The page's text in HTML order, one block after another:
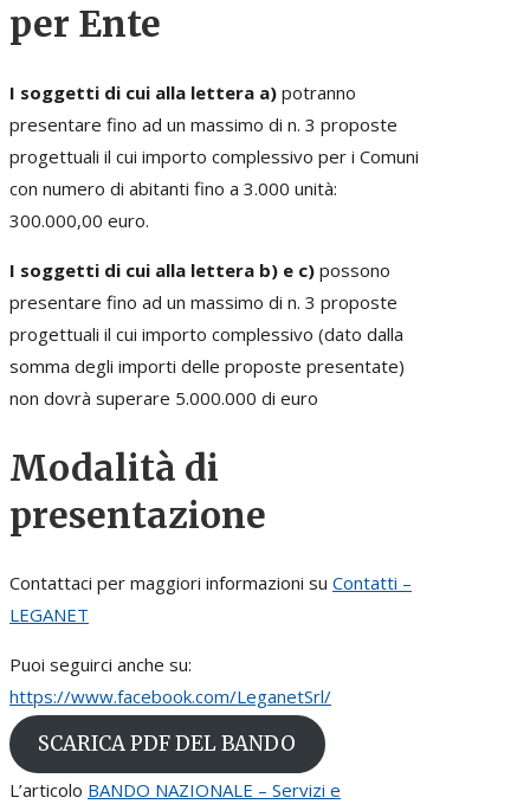
per Ente
I soggetti di cui alla lettera a) potranno
presentare fino ad un massimo di n. 3 proposte
progettuali il cui importo complessivo per i Comuni
con numero di abitanti fino a 3.000 unità:
300.000,00 euro.
I soggetti di cui alla lettera b) e c) possono
presentare fino ad un massimo di n. 3 proposte
progettuali il cui importo complessivo (dato dalla
somma degli importi delle proposte presentate)
non dovrà superare 5.000.000 di euro
Modalità di
presentazione
Contattaci per maggiori informazioni su Contatti –
LEGANET
Puoi seguirci anche su:
https://www.facebook.com/LeganetSrl/
SCARICA PDF DEL BANDO
L’articolo BANDO NAZIONALE – Servizi e